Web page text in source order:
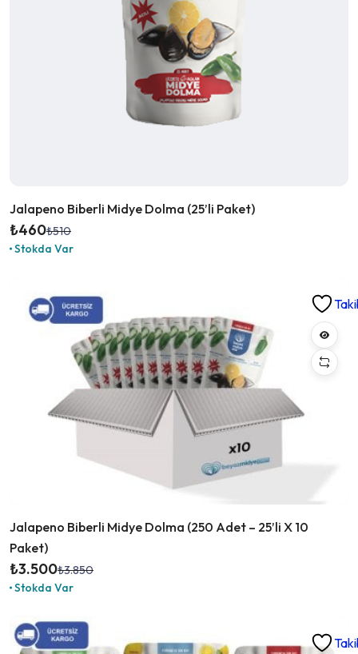
Jalapeno Biberli Midye Dolma (25’li Paket)
₺510
Orijinal
fiyat:
₺460
Şu
andaki
Stokda Var
Jalapeno Biberli Midye Dolma (250 Adet – 25’li X 10
Paket)
₺3.850
Orijinal
fiyat:
₺3.500
Şu
andaki
₺3.500.
Stokda Var